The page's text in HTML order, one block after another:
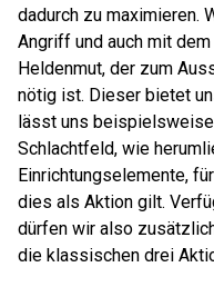
dadurch zu maximieren.
Angriff und auch mit
Heldenmut, der zum
nötig ist. Dieser bietet
lässt uns
Schlachtfeld, wie
Einrichtungselemente,
dies als Aktion gilt.
dürfen wir also
die klassischen drei